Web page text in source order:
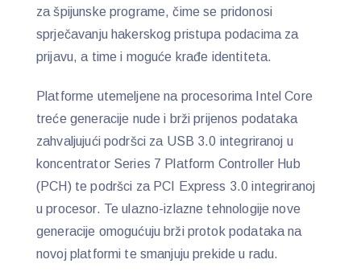
za špijunske programe, čime se pridonosi
sprječavanju hakerskog pristupa podacima za
prijavu, a time i moguće krađe identiteta.
Platforme utemeljene na procesorima Intel Core
treće generacije nude i brži prijenos podataka
zahvaljujući podršci za USB 3.0 integriranoj u
koncentrator Series 7 Platform Controller Hub
(PCH) te podršci za PCI Express 3.0 integriranoj
u procesor. Te ulazno-izlazne tehnologije nove
generacije omogućuju brži protok podataka na
novoj platformi te smanjuju prekide u radu.